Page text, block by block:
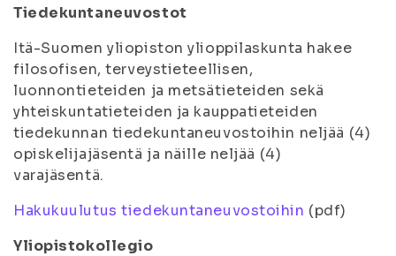
Tiedekuntaneuvostot
Itä-Suomen yliopiston ylioppilaskunta hakee
filosofisen, terveystieteellisen,
luonnontieteiden ja metsätieteiden sekä
yhteiskuntatieteiden ja kauppatieteiden
tiedekunnan tiedekuntaneuvostoihin neljää (4)
opiskelijajäsentä ja näille neljää (4)
varajäsentä.
Hakukuulutus tiedekuntaneuvostoihin (pdf)
Yliopistokollegio